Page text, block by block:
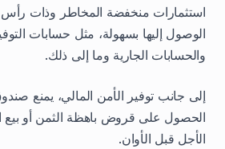
استثمارات منخفضة المخاطر وذات
الوصول إليها بسهولة، مثل حسابات
والحسابات الجارية وما إلى ذلك.
إلى جانب توفير الأمن المالي، يمنع
الحصول على قروض باهظة الثمن أو بيع
الأجل قبل الأوان.